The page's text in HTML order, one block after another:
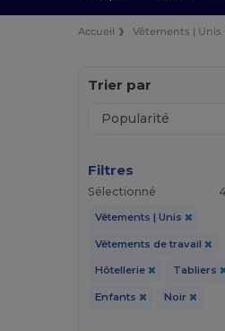
Accueil Vêtements | Unis
Trier par
Filtres
Sélectionné
Vêtements | Unis
Vêtements de travail
Hôtellerie Tabliers
Enfants Noir